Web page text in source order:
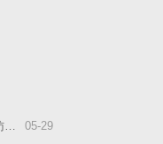
05-29